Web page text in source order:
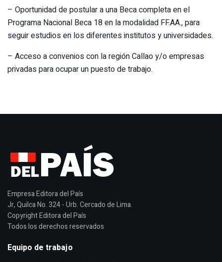
– Oportunidad de postular a una Beca completa en el
Programa Nacional Beca 18 en la modalidad FF.AA., para
seguir estudios en los diferentes institutos y universidades.
– Acceso a convenios con la región Callao y/o empresas
privadas para ocupar un puesto de trabajo.
Empresa Editora del País
Jr, Quilca No. 324 - Urb. Cercado de Lima.
Copyright Editora del País
Todos los derechos reservados
Equipo de trabajo